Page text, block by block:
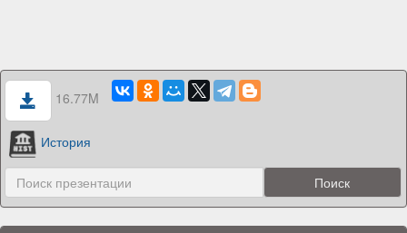
16.77M
История